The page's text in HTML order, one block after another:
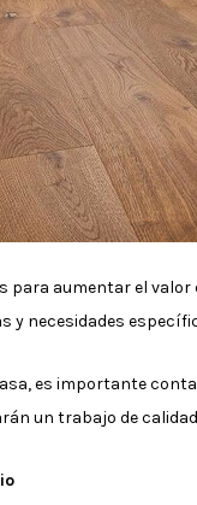
aumentar el
y necesidades
es importante
un trabajo de